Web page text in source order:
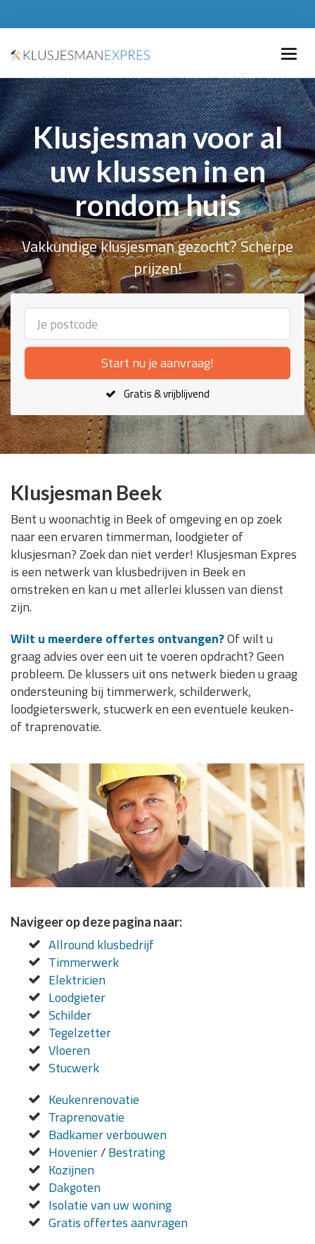
Klusjesman voor al
uw klussen in en
rondom huis
Vakkundige klusjesman gezocht? Scherpe
prijzen!
Start nu je aanvraag!
Gratis & vrijblijvend
Klusjesman Beek
Bent u woonachtig in Beek of omgeving en op zoek
naar een ervaren timmerman, loodgieter of
klusjesman? Zoek dan niet verder! Klusjesman Expres
is een netwerk van klusbedrijven in Beek en
omstreken en kan u met allerlei klussen van dienst
zijn.
Wilt u meerdere offertes ontvangen?Of wilt u
graag advies over een uit te voeren opdracht? Geen
probleem. De klussers uit ons netwerk bieden u graag
ondersteuning bij timmerwerk, schilderwerk,
loodgieterswerk, stucwerk en een eventuele keuken-
of traprenovatie.
Navigeer op deze pagina naar:
Allround klusbedrijf
Timmerwerk
Elektricien
Loodgieter
Schilder
Tegelzetter
Vloeren
Stucwerk
Keukenrenovatie
Traprenovatie
Badkamer verbouwen
Hovenier/Bestrating
Kozijnen
Dakgoten
Isolatie van uw woning
Gratis offertes aanvragen